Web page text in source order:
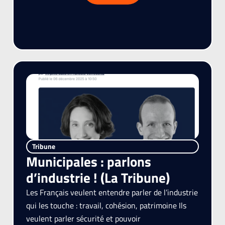
Tribune
Municipales : parlons
d’industrie ! (La Tribune)
Les Français veulent entendre parler de l’industrie
qui les touche : travail, cohésion, patrimoine Ils
veulent parler sécurité et pouvoir